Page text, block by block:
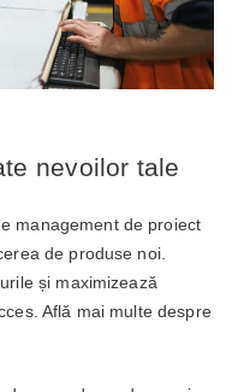
nevoilor tale
management de proiect
de produse noi.
și maximizează
Află mai multe despre